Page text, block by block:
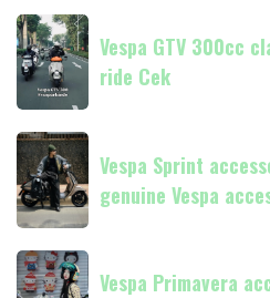
kasih
Now
available
in
150cc
more
Vespa
GTV
300cc
classy
sporty
all
in
one
Cek
Vespa GTV 300cc
ride Cek
Vespa
Sprint
accessorized!
Get
your
original
Vespa Sprint
genuine Vespa
Vespa
Primavera Vespa Primavera